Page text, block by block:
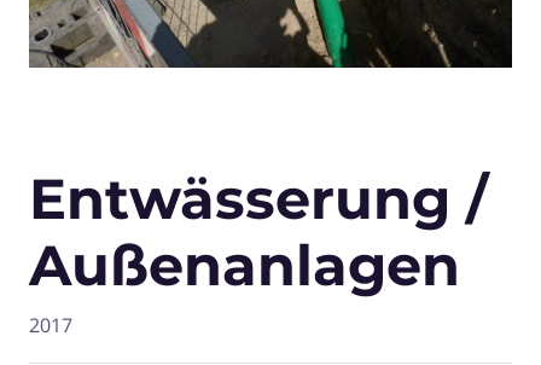
Entwässerung /
Außenanlagen
2017